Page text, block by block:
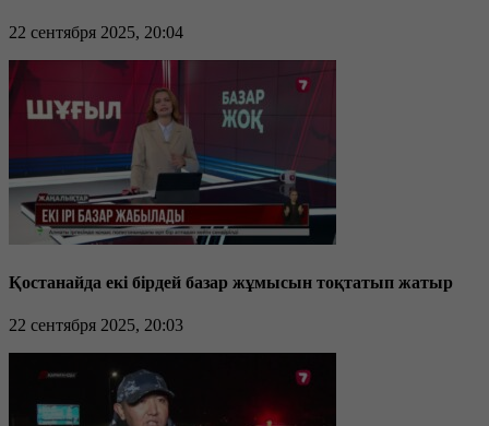
22 сентября 2025, 20:04
Қостанайда екі бірдей базар жұмысын тоқтатып жатыр
22 сентября 2025, 20:03